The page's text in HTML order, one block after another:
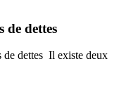
de dettes
de dettes Il existe deux